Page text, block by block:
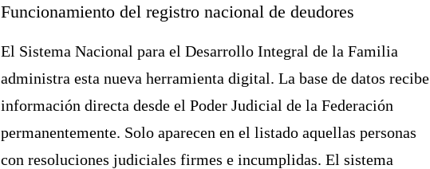
Funcionamiento del registro nacional de deudores
El Sistema Nacional para el Desarrollo Integral de la Familia
administra esta nueva herramienta digital. La base de datos recibe
información directa desde el Poder Judicial de la Federación
permanentemente. Solo aparecen en el listado aquellas personas
con resoluciones judiciales firmes e incumplidas. El sistema